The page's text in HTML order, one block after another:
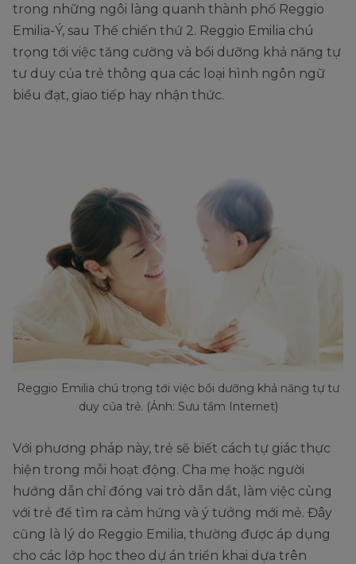
trong những ngôi làng quanh thành phố Reggio
Emilia-Ý, sau Thế chiến thứ 2. Reggio Emilia chú
trọng tới việc tăng cường và bồi dưỡng khả năng tự
tư duy của trẻ thông qua các loại hình ngôn ngữ
biểu đạt, giao tiếp hay nhận thức.
Reggio Emilia chú trọng tới việc bồi dưỡng khả năng tự tư
duy của trẻ. (Ảnh: Sưu tầm Internet)
Với phương pháp này, trẻ sẽ biết cách tự giác thực
hiện trong mỗi hoạt động. Cha mẹ hoặc người
hướng dẫn chỉ đóng vai trò dẫn dắt, làm việc cùng
với trẻ để tìm ra cảm hứng và ý tưởng mới mẻ. Đây
cũng là lý do Reggio Emilia, thường được áp dụng
cho các lớp học theo dự án triển khai dựa trên